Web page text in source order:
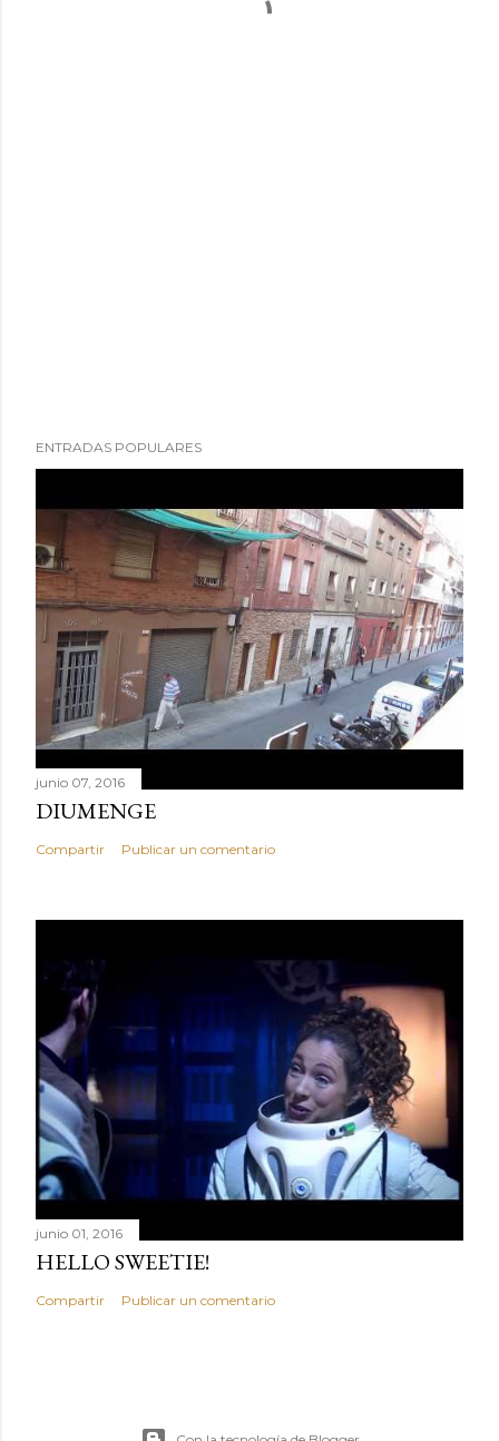
ENTRADAS POPULARES
junio 07, 2016
DIUMENGE
Compartir Publicar un comentario
junio 01, 2016
HELLO SWEETIE!
Compartir Publicar un comentario